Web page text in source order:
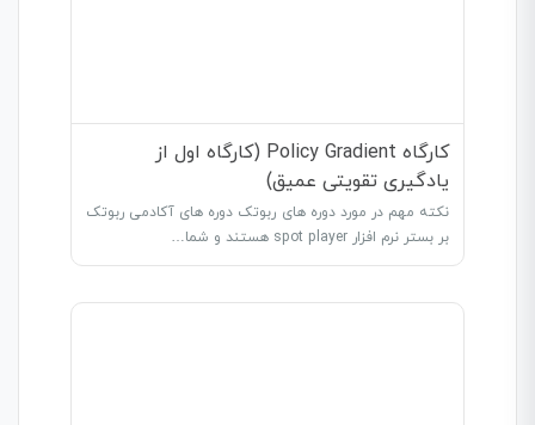
کارگاه Policy Gradient (کارگاه اول از
یادگیری تقویتی عمیق)
نکته مهم در مورد دوره های ربوتک دوره های آکادمی ربوتک
بر بستر نرم افزار spot player هستند و شما…